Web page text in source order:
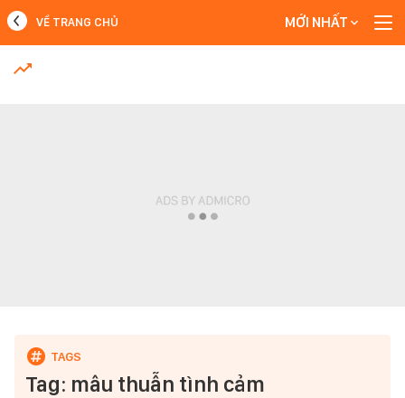
MỚI NHẤT
VỀ TRANG CHỦ MỚI NHẤT
Tag: mâu thuẫn tình cảm